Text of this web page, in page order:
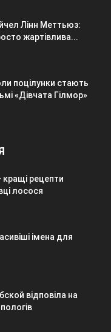
Лінн Меттьюз:
жартівлива...
поцілунки стають
«Дівчата Гілмор»
кращі рецепти
лосося
імена для
відповіла на